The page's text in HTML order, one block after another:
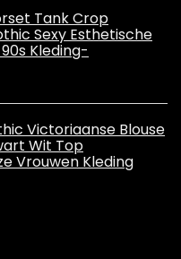
Tank Crop
Sexy Esthetische
Kleding-
Victoriaanse Blouse
Wit Top
Vrouwen Kleding